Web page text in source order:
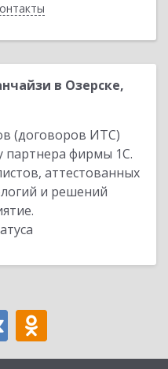
в Озерске,
(договоров ИТС)
партнера фирмы 1С.
аттестованных
и решений